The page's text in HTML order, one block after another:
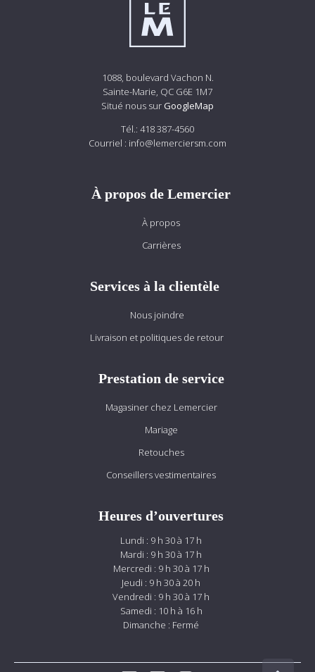
1088, boulevard Vachon N.
Sainte-Marie, QC G6E 1M7
Situé nous sur GoogleMap
Tél.: 418 387-4560
Courriel : info@lemerciersm.com
À propos de Lemercier
À propos
Carrières
Services à la clientèle
Nous joindre
Livraison et politiques de retour
Prestation de service
Magasiner chez Lemercier
Mariage
Retouches
Conseillers vestimentaires
Heures d’ouvertures
Lundi : 9 h 30 à 17 h
Mardi : 9 h 30 à 17 h
Mercredi : 9 h 30 à 17 h
Jeudi : 9 h 30 à 20 h
Vendredi : 9 h 30 à 17 h
Samedi : 10 h à 16 h
Dimanche : Fermé